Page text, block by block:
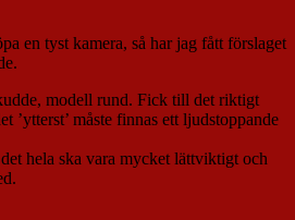
en tyst kamera, så har jag fått förslaget
modell rund. Fick till det riktigt
’ytterst’ måste finnas ett ljudstoppande
hela ska vara mycket lättviktigt och